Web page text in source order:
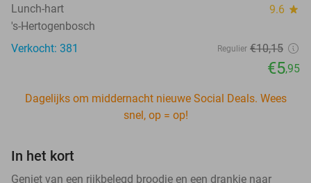
Lunch-hart 9.6 star
's-Hertogenbosch
Verkocht: 381
Regulier €10,15
€5,95
Dagelijks om middernacht nieuwe Social Deals. Wees
snel, op = op!
In het kort
Geniet van een rijkbelegd broodje en een drankje naar